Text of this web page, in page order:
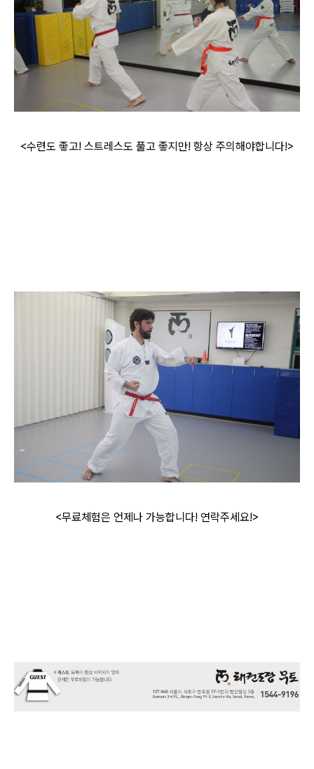
<수련도 좋고! 스트레스도 풀고 좋지만! 항상 주의해야합니다!>
<무료체험은 언제나 가능합니다! 연락주세요!>